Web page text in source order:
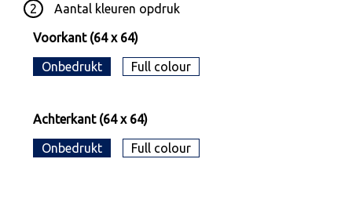
2 Aantal kleuren opdruk
Voorkant (64 x 64)
Onbedrukt Full colour
Achterkant (64 x 64)
Onbedrukt Full colour